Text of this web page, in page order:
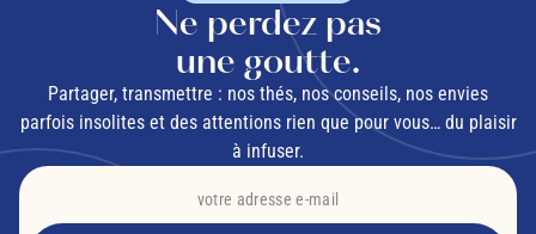
Ne perdez pas
une goutte.
Partager, transmettre : nos thés, nos conseils, nos envies
parfois insolites et des attentions rien que pour vous… du plaisir
à infuser.